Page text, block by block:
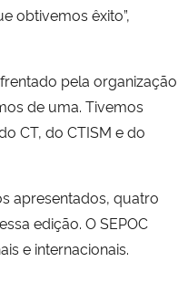
obtivemos êxito”,
pela organização
de uma. Tivemos
CT, do CTISM e do
apresentados, quatro
edição. O SEPOC
e internacionais.